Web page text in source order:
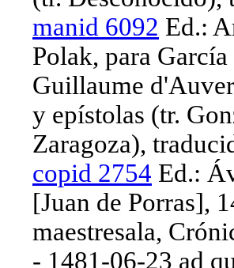
manid 6092 Ed.:
Polak, para
Guillaume
y epístolas (tr.
Zaragoza),
copid 2754 Ed.:
[Juan de Porras],
maestresala,
- 1481-06-23 ad